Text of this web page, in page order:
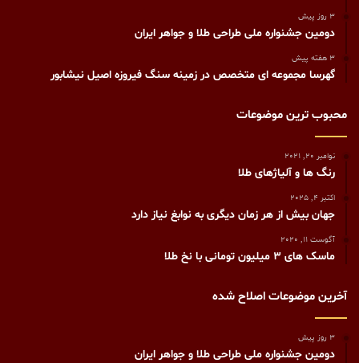
3 روز پیش
دومین جشنواره ملی طراحی طلا و جواهر ایران
3 هفته پیش
گهرسا مجموعه ای متخصص در زمینه سنگ فیروزه اصیل نیشابور
محبوب ترین موضوعات
نوامبر 20, 2021
رنگ ها و آلیاژهای طلا
اکتبر 4, 2025
جهان بیش از هر زمان دیگری به نوابغ نیاز دارد
آگوست 11, 2020
ماسک هاى ۳ میلیون تومانى با نخ طلا
آخرین موضوعات اصلاح شده
3 روز پیش
دومین جشنواره ملی طراحی طلا و جواهر ایران